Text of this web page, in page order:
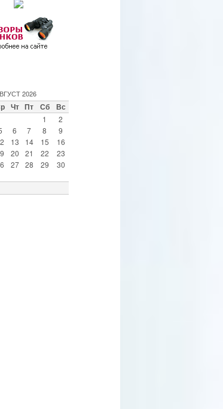
2026
Чт Пт Сб Вс
1
2
6 7 8
9
13 14 15
16
20 21 22
23
27 28 29
30